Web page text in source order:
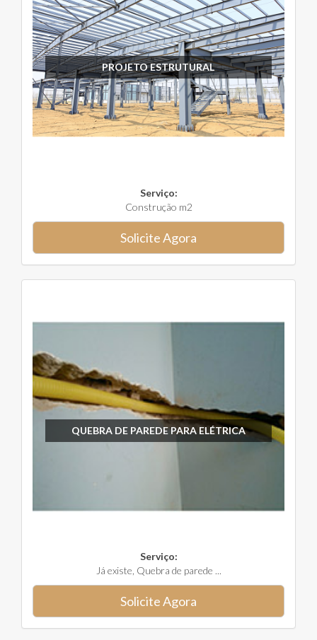
PROJETO ESTRUTURAL
Serviço:
Construção m2
Solicite Agora
QUEBRA DE PAREDE PARA ELÉTRICA
Serviço:
Já existe, Quebra de parede ...
Solicite Agora